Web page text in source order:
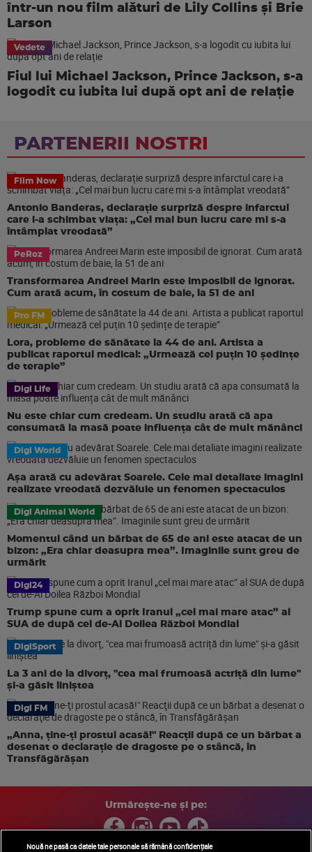
într-un nou film alături de Lily Collins și Brie
Larson
Vedete
Fiul lui Michael Jackson, Prince Jackson, s-a
logodit cu iubita lui după opt ani de relație
PARTENERII NOSTRI
Film Now
Antonio Banderas, declarație surpriză despre infarctul
care i-a schimbat viața: „Cel mai bun lucru care mi s-a
întâmplat vreodată”
PeRoz
Transformarea Andreei Marin este imposibil de ignorat.
Cum arată acum, în costum de baie, la 51 de ani
Pro FM
Lora, probleme de sănătate la 44 de ani. Artista a
publicat raportul medical: „Urmează cel puțin 10 ședințe
de terapie”
Digi Life
Nu este chiar cum credeam. Un studiu arată că apa
consumată la masă poate influența cât de mult mănânci
Digi World
Așa arată cu adevărat Soarele. Cele mai detaliate imagini
realizate vreodată dezvăluie un fenomen spectaculos
Digi Animal World
Momentul când un bărbat de 65 de ani este atacat de un
bizon: „Era chiar deasupra mea”. Imaginile sunt greu de
urmărit
Digi24
Trump spune cum a oprit Iranul „cel mai mare atac” al
SUA de după cel de-Al Doilea Război Mondial
DigiSport
La 3 ani de la divorț, "cea mai frumoasă actriță din lume"
și-a găsit liniștea
Digi FM
„Anna, ţine-ţi prostul acasă!" Reacţii după ce un bărbat a
desenat o declaraţie de dragoste pe o stâncă, în
Transfăgărăşan
Urmărește-ne și pe:
Nouă ne pasă ca datele tale personale să rămână confidențiale